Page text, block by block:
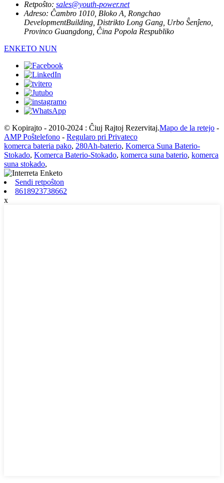
Retpoŝto: sales@youth-power.net
Adreso: Ĉambro 1010, Bloko A, Rongchao
DevelopmentBuilding, Distrikto Long Gang, Urbo Ŝenĵeno,
Provinco Guangdong, Ĉina Popola Respubliko
ENKETO NUN
© Kopirajto - 2010-2024 : Ĉiuj Rajtoj Rezervitaj.Mapo de la retejo -
AMP Poŝtelefono - Regularo pri Privateco
komerca bateria pako, 280Ah-baterio, Komerca Suna Baterio-
Stokado, Komerca Baterio-Stokado, komerca suna baterio, komerca
suna stokado,
Sendi retpoŝton
8618923738662
x